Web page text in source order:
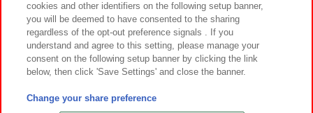
©Bandai Namco Amusement Inc.
©Bandai Namco Amusement Lab Inc.
cookies and other identifiers on the following setup banner,
you will be deemed to have consented to the sharing
regardless of the opt-out preference signals . If you
understand and agree to this setting, please manage your
consent on the following setup banner by clicking the link
below, then click 'Save Settings' and close the banner.
Change your share preference